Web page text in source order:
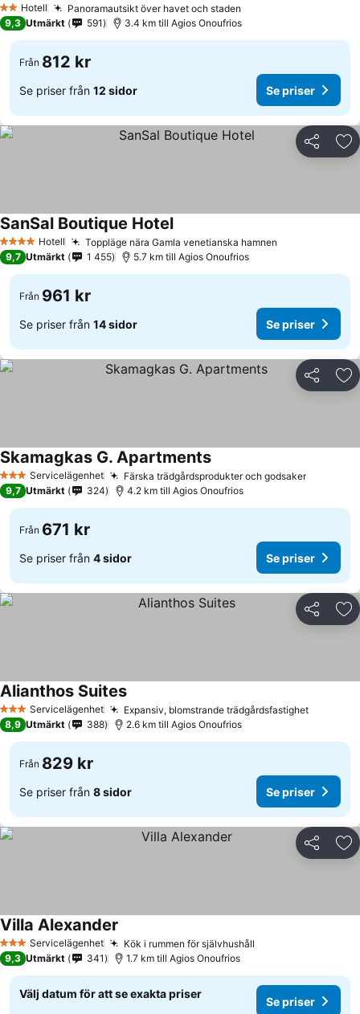
2 Stjärnor
Hotell
Panoramautsikt över havet och staden
9,3 Utmärkt 591 3.4 km till Agios Onoufrios
Från 812 kr
Se priser från 12 sidor Se priser
Dela
4 StjärnorHotell Toppläge nära Gamla venetianska hamnen
SanSal Boutique Hotel
9,7 Utmärkt 1 455 5.7 km till Agios Onoufrios
Från 961 kr
Se priser från 14 sidor Se priser
Dela
3 StjärnorServicelägenhet Färska trädgårdsprodukter och godsaker
Skamagkas G. Apartments
9,7 Utmärkt 324 4.2 km till Agios Onoufrios
Från 671 kr
Se priser från 4 sidor Se priser
Dela
3 StjärnorServicelägenhet Expansiv, blomstrande trädgårdsfastighet
Alianthos Suites
8,9 Utmärkt 388 2.6 km till Agios Onoufrios
Från 829 kr
Se priser från 8 sidor Se priser
Dela
3 StjärnorServicelägenhet Kök i rummen för självhushåll
Villa Alexander
9,3 Utmärkt 341 1.7 km till Agios Onoufrios
Välj datum för att se exakta priser
Se priser